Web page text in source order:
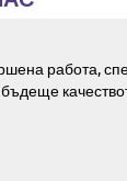
работа,